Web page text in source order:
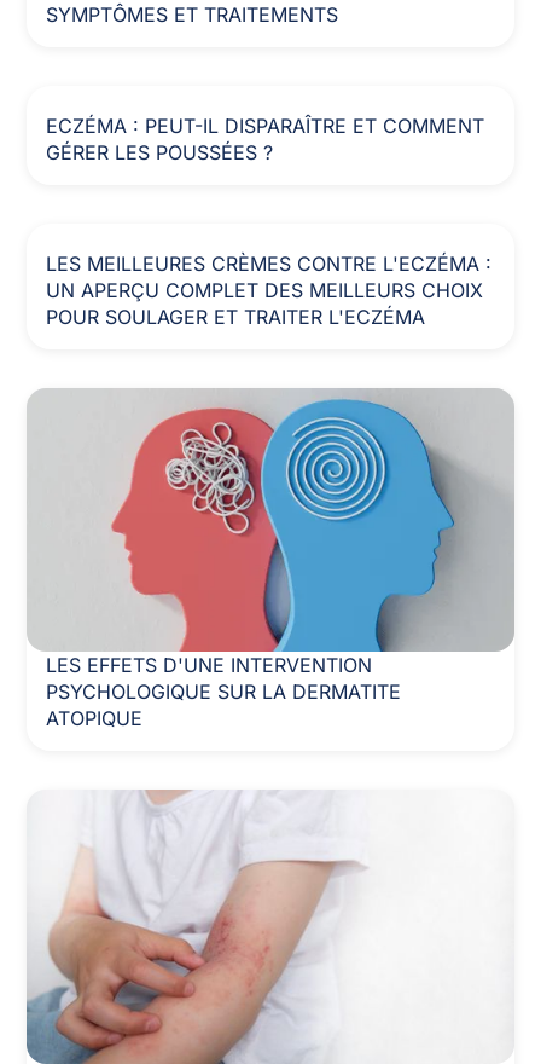
SYMPTÔMES ET TRAITEMENTS
ECZÉMA : PEUT-IL DISPARAÎTRE ET COMMENT
GÉRER LES POUSSÉES ?
LES MEILLEURES CRÈMES CONTRE L'ECZÉMA :
UN APERÇU COMPLET DES MEILLEURS CHOIX
POUR SOULAGER ET TRAITER L'ECZÉMA
LES EFFETS D'UNE INTERVENTION
PSYCHOLOGIQUE SUR LA DERMATITE
ATOPIQUE